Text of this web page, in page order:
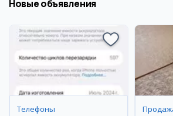
Новые объявления
Телефоны